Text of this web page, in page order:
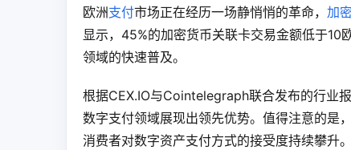
欧洲支付市场正在经历一场静悄悄的革命， 加
显示，45%的加密货币关联卡交易金额低于10
领域的快速普及。
根据CEX.IO与Cointelegraph联合发布的行业
数字支付领域展现出领先优势。值得注意的是
消费者对数字资产支付方式的接受度持续攀升。